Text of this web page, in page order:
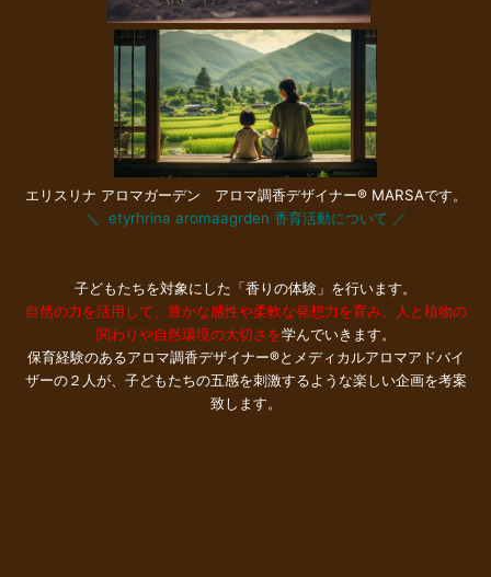
エリスリナ アロマガーデン アロマ調香デザイナー® MARSAです。
＼ etyrhrina aromaagrden 香育活動について ／
子どもたちを対象にした「香りの体験」を行います。
自然の力を活用して、豊かな感性や柔軟な発想力を育み、人と植物の
関わりや自然環境の大切さを学んでいきます。
保育経験のあるアロマ調香デザイナー®とメディカルアロマアドバイ
ザーの２人が、子どもたちの五感を刺激するような楽しい企画を考案
致します。